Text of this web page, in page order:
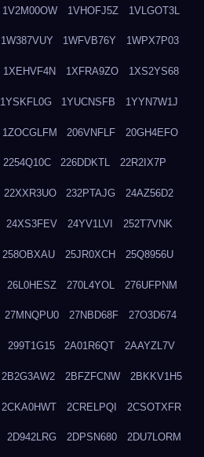
1V2M00OW 1VHOFJ5Z 1VLGOT3L
1W387VUY 1WFVB76Y 1WPX7P03
1XEHVF4N 1XFRA9ZO 1XS2YS68
1YSKFL0G 1YUCNSFB 1YYN7W1J
1ZOCGLFM 206VNFLF 20GH4EFO
2254Q10C 226DDKTL 22R2IX7P
22XXR3UO 232PTAJG 24AZ56D2
24XS3FEV 24YV1LVI 252T7VNK
258OBXAU 25JR0XCH 25Q8956U
26L0HESZ 270L4YOL 276UFPNM
27MNQPU0 27NBD68F 27O3D674
299T1G15 2A01R6QT 2AAYZL7V
2B2G3AW2 2BFZFCNW 2BKKV1H5
2CKA0HWT 2CRELPQI 2CSOTXFR
2D942LRG 2DPSN680 2DU7LORM